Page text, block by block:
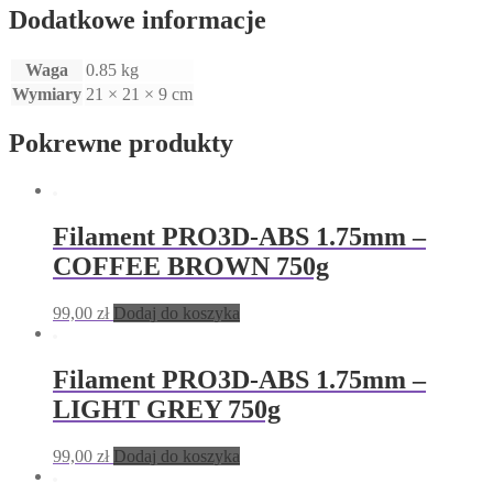
Dodatkowe informacje
Waga
0.85 kg
Wymiary 21 × 21 × 9 cm
Pokrewne produkty
Filament PRO3D-ABS 1.75mm –
COFFEE BROWN 750g
99,00 zł Dodaj do koszyka
Filament PRO3D-ABS 1.75mm –
LIGHT GREY 750g
99,00 zł Dodaj do koszyka